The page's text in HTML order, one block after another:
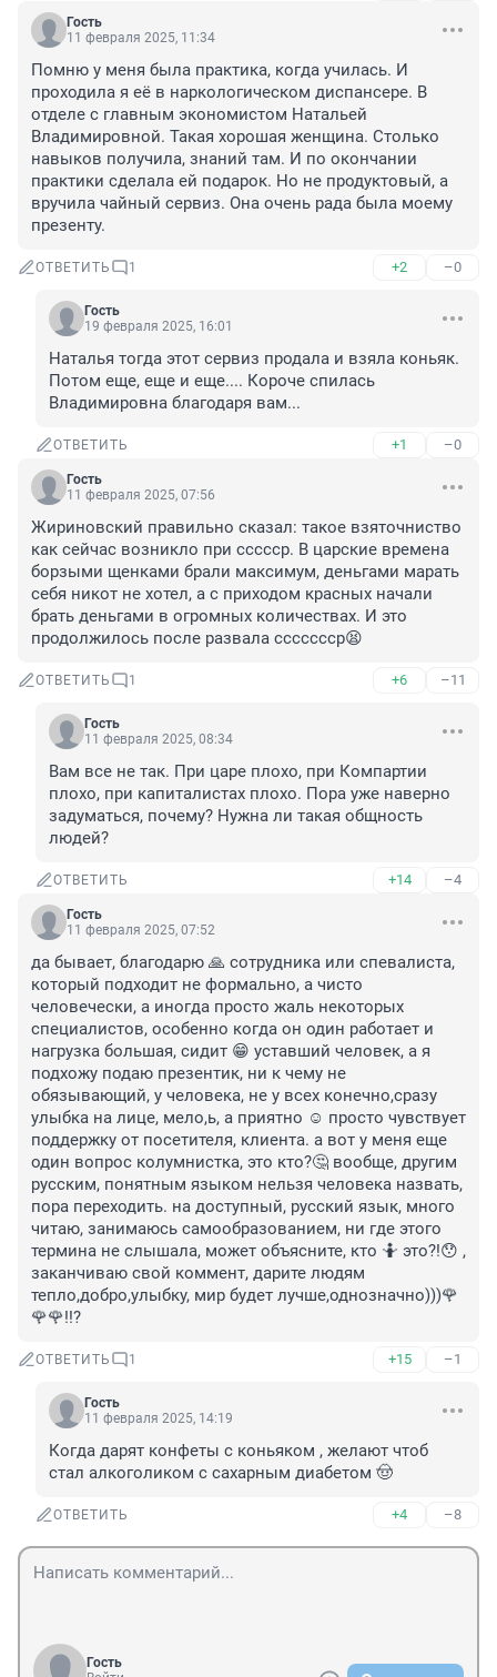
Гость
11 февраля 2025, 11:34
Помню у меня была практика, когда училась. И
проходила я её в наркологическом диспансере. В
отделе с главным экономистом Натальей
Владимировной. Такая хорошая женщина. Столько
навыков получила, знаний там. И по окончании
практики сделала ей подарок. Но не продуктовый, а
вручила чайный сервиз. Она очень рада была моему
презенту.
ОТВЕТИТЬ 1 +2 –0
Гость
19 февраля 2025, 16:01
Наталья тогда этот сервиз продала и взяла коньяк.
Потом еще, еще и еще.... Короче спилась
Владимировна благодаря вам...
ОТВЕТИТЬ +1 –0
Гость
11 февраля 2025, 07:56
Жириновский правильно сказал: такое взяточниство
как сейчас возникло при ссссср. В царские времена
борзыми щенками брали максимум, деньгами марать
себя никот не хотел, а с приходом красных начали
брать деньгами в огромных количествах. И это
продолжилось после развала ссссссср😫
ОТВЕТИТЬ 1 +6 –11
Гость
11 февраля 2025, 08:34
Вам все не так. При царе плохо, при Компартии
плохо, при капиталистах плохо. Пора уже наверно
задуматься, почему? Нужна ли такая общность
людей?
ОТВЕТИТЬ +14 –4
Гость
11 февраля 2025, 07:52
да бывает, благодарю 🙏 сотрудника или спевалиста,
который подходит не формально, а чисто
человечески, а иногда просто жаль некоторых
специалистов, особенно когда он один работает и
нагрузка большая, сидит 😁 уставший человек, а я
подхожу подаю презентик, ни к чему не
обязывающий, у человека, не у всех конечно,сразу
улыбка на лице, мело,ь, а приятно ☺️ просто чувствует
поддержку от посетителя, клиента. а вот у меня еще
один вопрос колумнистка, это кто?🤔 вообще, другим
русским, понятным языком нельзя человека назвать,
пора переходить. на доступный, русский язык, много
читаю, занимаюсь самообразованием, ни где этого
термина не слышала, может объясните, кто 🤷 это?!😯 ,
заканчиваю свой коммент, дарите людям
тепло,добро,улыбку, мир будет лучше,однозначно)))🌹
🌹🌹!!?
ОТВЕТИТЬ 1 +15 –1
Гость
11 февраля 2025, 14:19
Когда дарят конфеты с коньяком , желают чтоб
стал алкоголиком с сахарным диабетом 🤠
ОТВЕТИТЬ +4 –8
Гость